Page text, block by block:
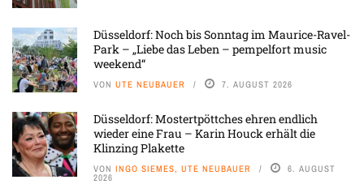
Düsseldorf: Noch bis Sonntag im Maurice-Ravel-
Park – „Liebe das Leben – pempelfort music
weekend“
VON UTE NEUBAUER 7. AUGUST 2026
Düsseldorf: Mostertpöttches ehren endlich
wieder eine Frau – Karin Houck erhält die
Klinzing Plakette
VON INGO SIEMES, UTE NEUBAUER 6. AUGUST
2026